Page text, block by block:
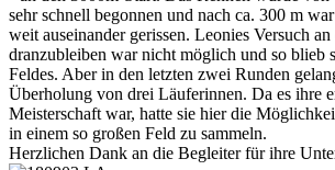
sehr schnell begonnen und nach ca. 300 m
weit auseinander gerissen. Leonies Versuch
dranzubleiben war nicht möglich und so blieb
Feldes. Aber in den letzten zwei Runden
Überholung von drei Läuferinnen. Da es ihre
Meisterschaft war, hatte sie hier die
in einem so großen Feld zu sammeln.
Herzlichen Dank an die Begleiter für ihre